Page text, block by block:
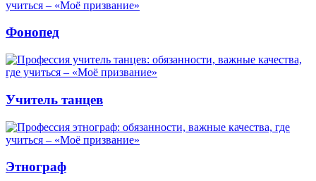
Фонопед
Учитель танцев
Этнограф